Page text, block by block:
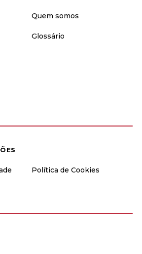
Quem somos
Glossário
Política de Cookies